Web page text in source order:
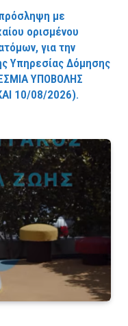
με
ορισμένου
για την
Υπηρεσίας Δόμησης
YΠOBOΛHΣ
10/08/2026).